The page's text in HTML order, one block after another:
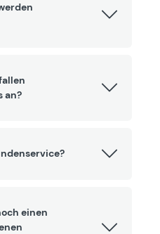
an?
einen